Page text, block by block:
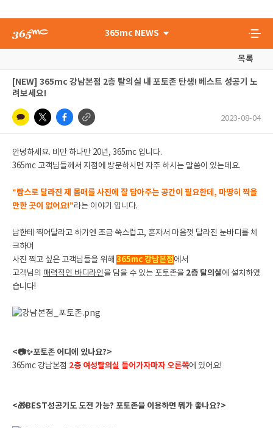
365mc NEWS
목록
[NEW] 365mc 강남본점 2층 탈의실 내 포토존 탄생! 베스트 성공기 노
려보세요!
2023-08-04
안녕하세요. 비만 하나만 20년, 365mc 입니다.
365mc 고객님들께서 지점에 방문하시면 자주 하시는 말씀이 있는데요.
“람스로 달라진 제 몸매를 사진에 잘 담아주는 공간이 필요한데, 마땅히 찍을
만한 곳이 없어요!”라는 이야기 입니다.
남한테 찍어달라고 하기엔 조금 쑥스럽고, 혼자서 마음껏 달라진 눈바디를 체
크하며
사진 찍고 싶은 고객님들을 위해 365mc 강남본점에서
고객님의 매력적인 바디라인을 담을 수 있는 포토존을 2층 탈의실에 설치하였
습니다!
<📷✨포토존 어디에 있나요?>
365mc 강남본점 2층 여성탈의실 들어가자마자 오른쪽에 있어요!
<🎁BEST성공기도 도전 가능? 포토존을 이용하면 뭐가 좋나요?>